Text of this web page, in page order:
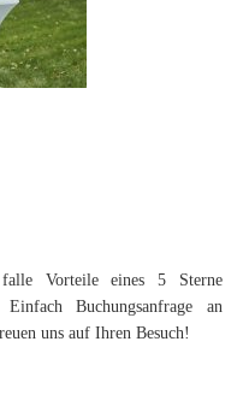
Vorteile eines 5 Sterne
Buchungsanfrage an
uns auf Ihren Besuch!